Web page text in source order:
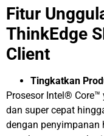
Fitur
ThinkEdge
Client
Tingkatkan
Prosesor Intel® Core™
dan super cepat
dengan penyimpanan